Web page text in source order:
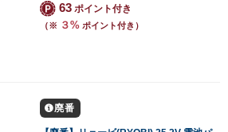
63 ポイント付き
（※ ３% ポイント付き）
廃番